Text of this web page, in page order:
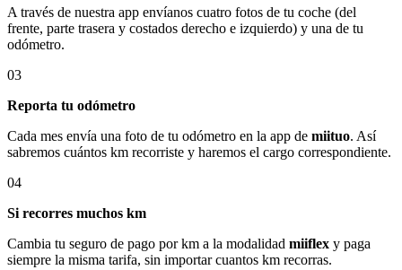
A través de nuestra app envíanos cuatro fotos de tu coche (del
frente, parte trasera y costados derecho e izquierdo) y una de tu
odómetro.
03
Reporta tu odómetro
Cada mes envía una foto de tu odómetro en la app de miituo. Así
sabremos cuántos km recorriste y haremos el cargo correspondiente.
04
Si recorres muchos km
Cambia tu seguro de pago por km a la modalidad miiflex y paga
siempre la misma tarifa, sin importar cuantos km recorras.